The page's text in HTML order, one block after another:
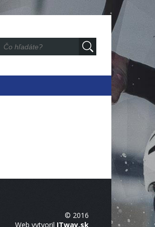
© 2016
Web vytvoril ITway.sk